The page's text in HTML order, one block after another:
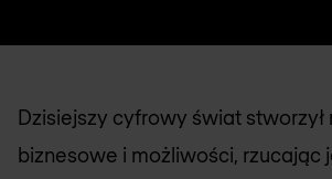
Dzisiejszy cyfrowy świat
biznesowe i możliwości, rzucając